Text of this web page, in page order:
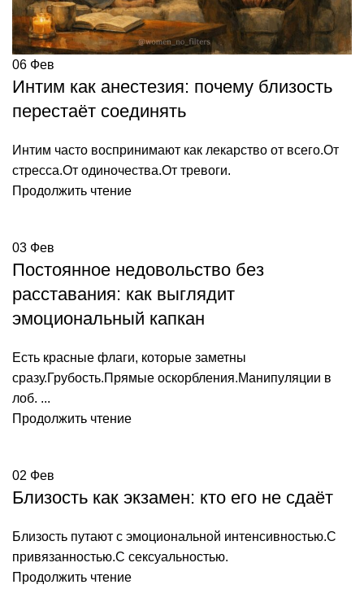
06 Фев
Интим как анестезия: почему близость
перестаёт соединять
Интим часто воспринимают как лекарство от всего.От
стресса.От одиночества.От тревоги.
Продолжить чтение
03 Фев
Постоянное недовольство без
расставания: как выглядит
эмоциональный капкан
Есть красные флаги, которые заметны
сразу.Грубость.Прямые оскорбления.Манипуляции в
лоб. ...
Продолжить чтение
02 Фев
Близость как экзамен: кто его не сдаёт
Близость путают с эмоциональной интенсивностью.С
привязанностью.С сексуальностью.
Продолжить чтение